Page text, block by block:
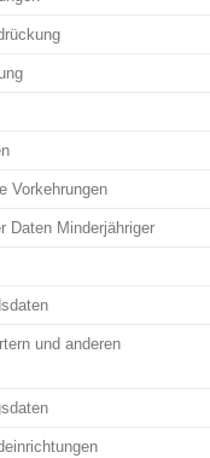
Vorkehrungen
Daten Minderjähriger
und anderen